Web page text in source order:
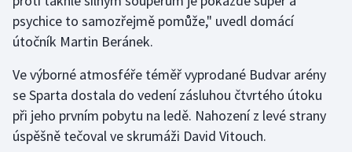
Golf
Gymnastika
Házená
Jezdectví
psychice to samozřejmě pomůže," uvedl domácí
útočník Martin Beránek.
Ve výborné atmosféře téměř vyprodané Budvar arény
se Sparta dostala do vedení zásluhou čtvrtého útoku
při jeho prvním pobytu na ledě. Nahození z levé strany
úspěšně tečoval ve skrumáži David Vitouch.